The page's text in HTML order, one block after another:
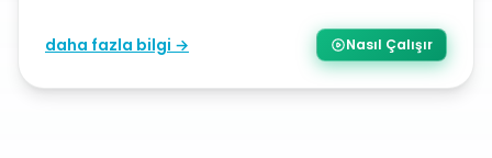
daha fazla bilgi → Nasıl Çalışır